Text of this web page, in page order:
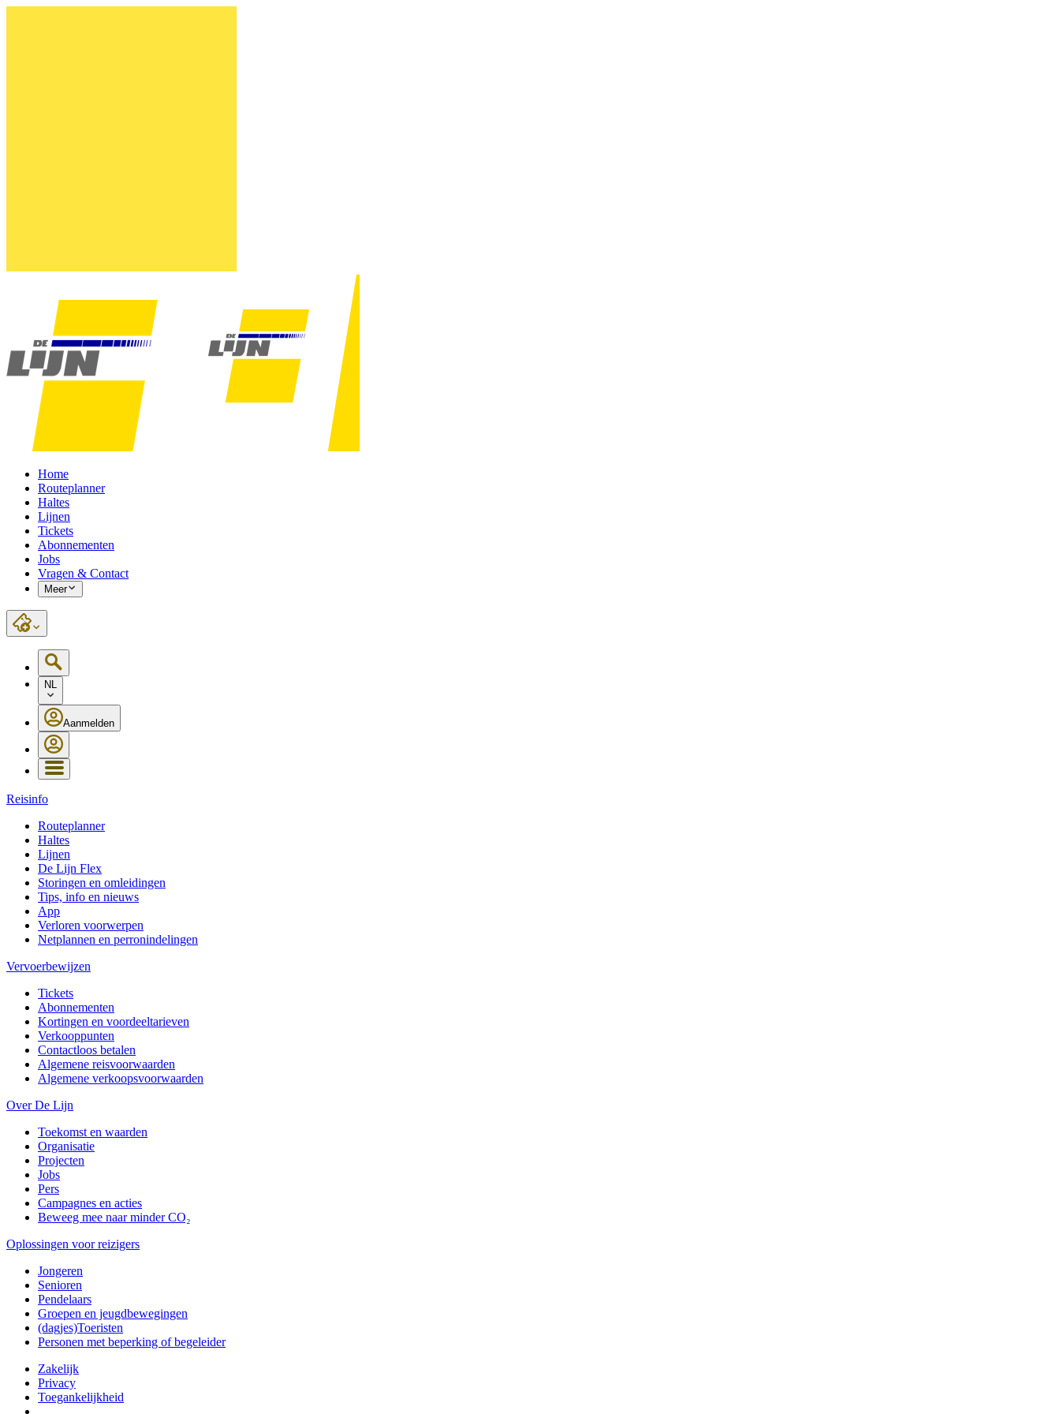
Home
Routeplanner
Haltes
Lijnen
Tickets
Abonnementen
Jobs
Vragen & Contact
Meer
NL
Aanmelden
Reisinfo
Routeplanner
Haltes
Lijnen
De Lijn Flex
Storingen en omleidingen
Tips, info en nieuws
App
Verloren voorwerpen
Netplannen en perronindelingen
Vervoerbewijzen
Tickets
Abonnementen
Kortingen en voordeeltarieven
Verkooppunten
Contactloos betalen
Algemene reisvoorwaarden
Algemene verkoopsvoorwaarden
Over De Lijn
Toekomst en waarden
Organisatie
Projecten
Jobs
Pers
Campagnes en acties
Beweeg mee naar minder CO₂
Oplossingen voor reizigers
Jongeren
Senioren
Pendelaars
Groepen en jeugdbewegingen
(dagjes)Toeristen
Personen met beperking of begeleider
Zakelijk
Privacy
Toegankelijkheid